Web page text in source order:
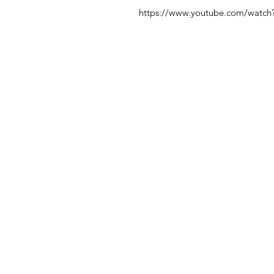
https://www.youtube.com/